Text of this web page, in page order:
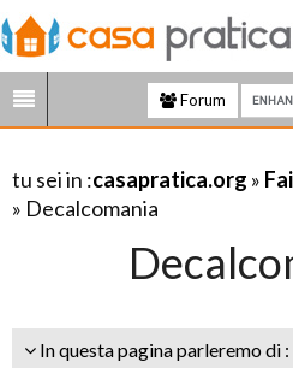
Forum
tu sei in :casapratica.org »
» Decalcomania
In questa pagina parleremo di :